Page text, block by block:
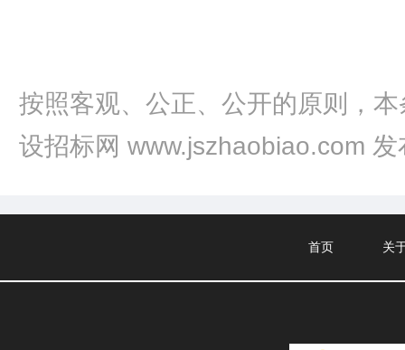
按照客观、公正、公开的原则，
设招标网 www.jszhaobiao.com 发
首页 关